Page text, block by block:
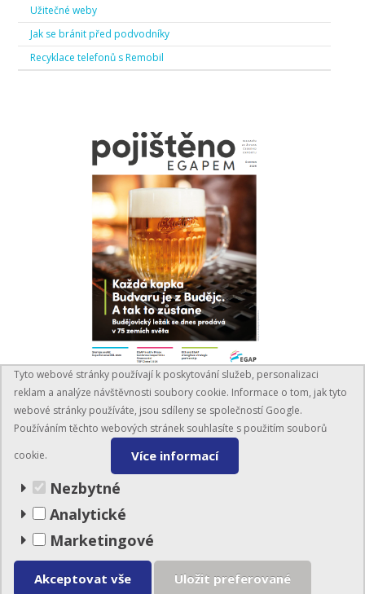
Užitečné weby
Jak se bránit před podvodníky
Recyklace telefonů s Remobil
PŘEČÍST ČASOPIS
BusinessInfo.cz
© EGAP 2026
Tyto webové stránky používají k poskytování služeb, personalizaci
reklam a analýze návštěvnosti soubory cookie. Informace o tom, jak tyto
webové stránky používáte, jsou sdíleny se společností Google.
Používáním těchto webových stránek souhlasíte s použitím souborů
cookie.
Více informací
Nezbytné
Analytické
Marketingové
Akceptovat vše Uložit preferované